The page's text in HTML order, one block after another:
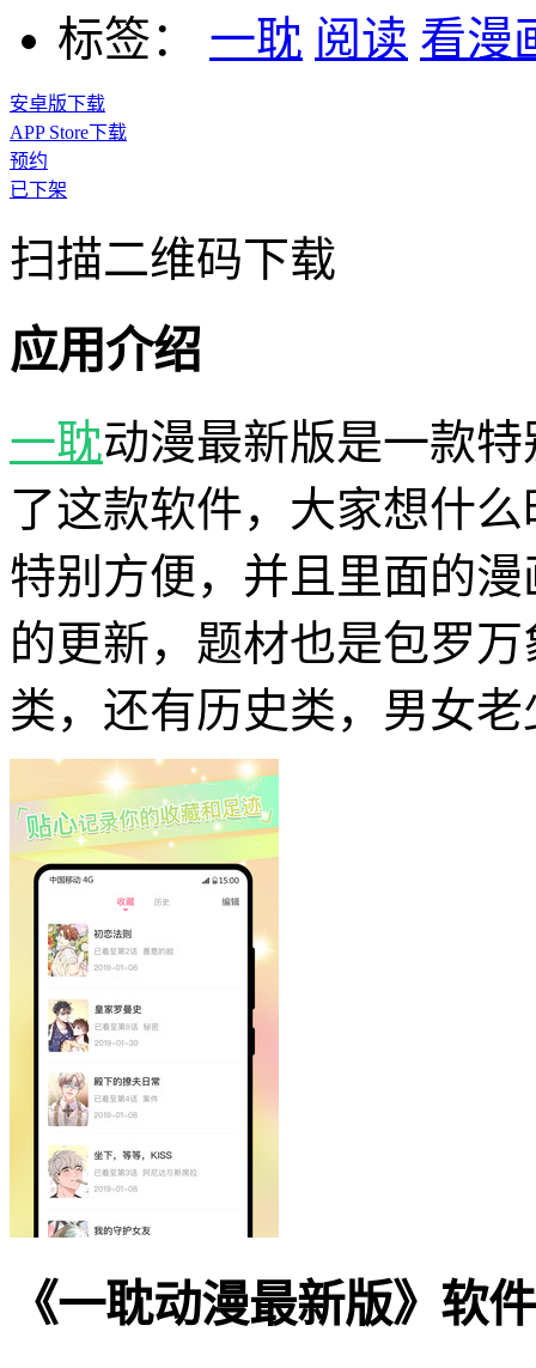
标签：
一耽 阅读 看漫
安卓版下载
APP Store下载
预约
已下架
扫描二维码下载
应用介绍
一耽动漫最新版是一款
了这款软件，大家想什
特别方便，并且里面的
的更新，题材也是包罗
类，还有历史类，男女
《一耽动漫最新版》软